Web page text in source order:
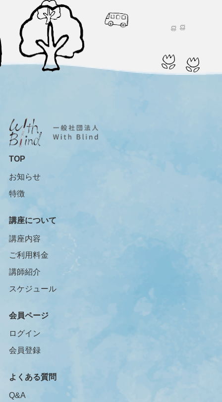
TOP
お知らせ
特徴
講座について
講座内容
ご利用料金
講師紹介
スケジュール
会員ページ
ログイン
会員登録
よくある質問
Q&A